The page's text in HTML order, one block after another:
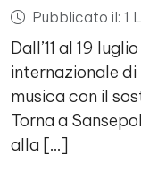
Pubblicato il: 1
Dall’11 al 19
internazionale
musica con il
Torna a
alla […]